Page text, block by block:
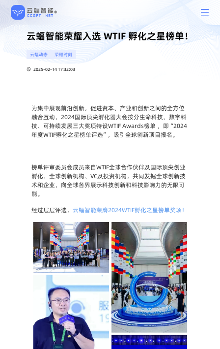
云蝠智能荣耀入选 WTIF 孵化之星榜单！
云蝠动态 荣耀时刻
2025-02-14 17:32:03
为集中展现前沿创新，促进资本、产业和创新之间的全方位
融合互动，2024国际顶尖孵化器大会按分生命科技、数字科
技、可持续发展三大奖项特设WTIF Awards榜单 ，即“2024
年度WTIF孵化之星榜单评选”，吸引全球创新项目报名。
榜单评审委员会成员来自WTIF全球合作伙伴及国际顶尖创业
孵化、全球创新机构、VC及投资机构，共同发掘全球创新技
术和企业，向全球各界展示科技创新和科技影响力的无限可
能。
经过层层评选， 云蝠智能荣膺2024WTIF孵化之星榜单奖项！